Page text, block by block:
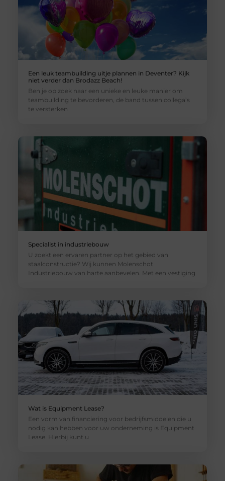
Een leuk teambuilding uitje plannen in Deventer? Kijk
niet verder dan Brodazz Beach!
Ben je op zoek naar een unieke en leuke manier om
teambuilding te bevorderen, de band tussen collega’s
te versterken
Specialist in industriebouw
U zoekt een ervaren partner op het gebied van
staalconstructie? Wij kunnen Molenschot
Industriebouw van harte aanbevelen. Met een vestiging
Wat is Equipment Lease?
Een vorm van financiering voor bedrijfsmiddelen die u
nodig kan hebben voor uw onderneming is Equipment
Lease. Hierbij kunt u